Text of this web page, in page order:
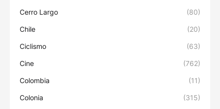
Cerro Largo (80)
Chile (20)
Ciclismo (63)
Cine (762)
Colombia (11)
Colonia (315)